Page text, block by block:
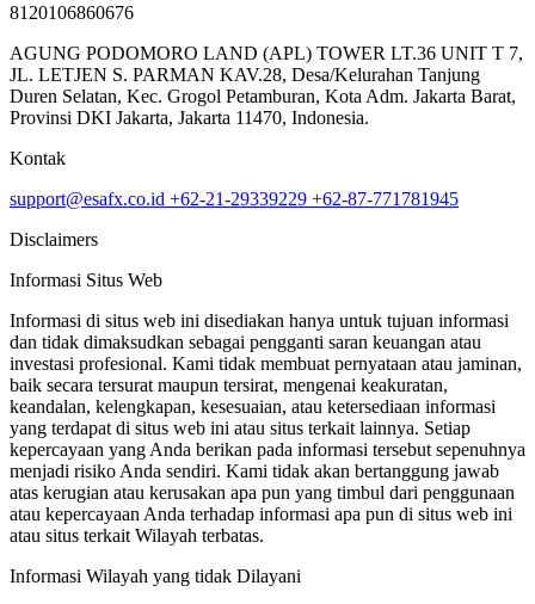
8120106860676
AGUNG PODOMORO LAND (APL) TOWER LT.36 UNIT T 7,
JL. LETJEN S. PARMAN KAV.28, Desa/Kelurahan Tanjung
Duren Selatan, Kec. Grogol Petamburan, Kota Adm. Jakarta Barat,
Provinsi DKI Jakarta, Jakarta 11470, Indonesia.
Kontak
support@esafx.co.id +62-21-29339229 +62-87-771781945
Disclaimers
Informasi Situs Web
Informasi di situs web ini disediakan hanya untuk tujuan informasi
dan tidak dimaksudkan sebagai pengganti saran keuangan atau
investasi profesional. Kami tidak membuat pernyataan atau jaminan,
baik secara tersurat maupun tersirat, mengenai keakuratan,
keandalan, kelengkapan, kesesuaian, atau ketersediaan informasi
yang terdapat di situs web ini atau situs terkait lainnya. Setiap
kepercayaan yang Anda berikan pada informasi tersebut sepenuhnya
menjadi risiko Anda sendiri. Kami tidak akan bertanggung jawab
atas kerugian atau kerusakan apa pun yang timbul dari penggunaan
atau kepercayaan Anda terhadap informasi apa pun di situs web ini
atau situs terkait Wilayah terbatas.
Informasi Wilayah yang tidak Dilayani